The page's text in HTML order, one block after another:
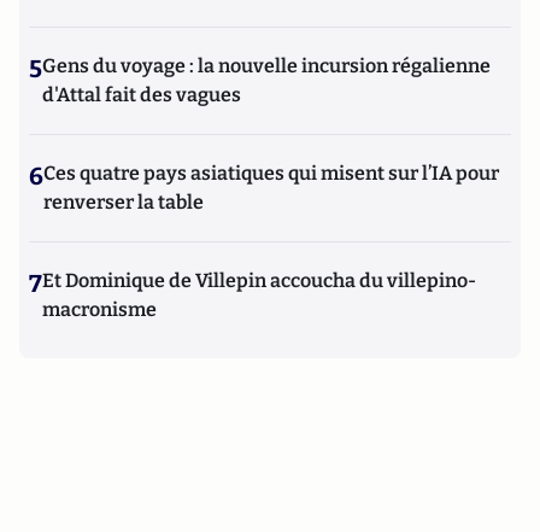
5Gens du voyage : la nouvelle incursion régalienne
d'Attal fait des vagues
6Ces quatre pays asiatiques qui misent sur l’IA pour
renverser la table
7Et Dominique de Villepin accoucha du villepino-
macronisme